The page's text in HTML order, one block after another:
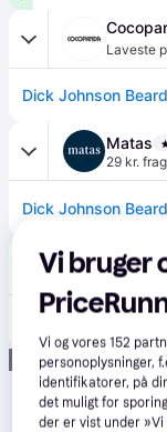
Laveste
Dick Johnson
Matas
29 kr.
Dick Johnson
Lyko
39 kr.
Annonce
Vi bruger
Vi og vores152
personoplysninger,
identifikatorer, på
det muligt for
der er vist under